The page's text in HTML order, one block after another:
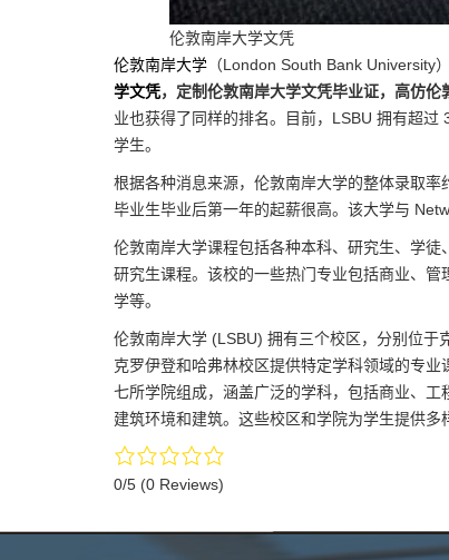
伦敦南岸大学文凭
伦敦南岸大学 （London South Bank University
学文凭，定制伦敦南岸大学文凭毕业证，高仿伦
业也获得了同样的排名。目前，LSBU 拥有超
学生。
根据各种消息来源，伦敦南岸大学的整体录取率
毕业生毕业后第一年的起薪很高。该大学与
伦敦南岸大学课程包括各种本科、研究生、学
研究生课程。该校的一些热门专业包括商业、
学等。
伦敦南岸大学 (LSBU) 拥有三个校区，分别位于
克罗伊登和哈弗林校区提供特定学科领域的专
七所学院组成，涵盖广泛的学科，包括商业、
建筑环境和建筑。这些校区和学院为学生提供多
0/5 (0 Reviews)